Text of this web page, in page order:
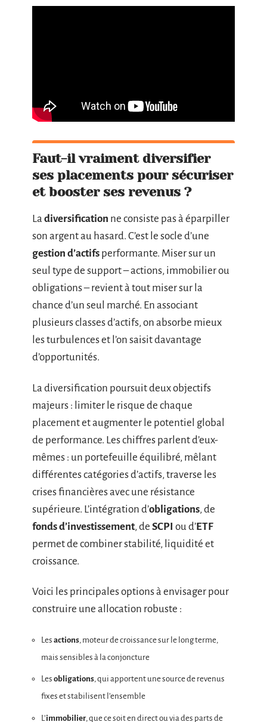
Faut-il vraiment diversifier
ses placements pour sécuriser
et booster ses revenus ?
La diversification ne consiste pas à éparpiller
son argent au hasard. C’est le socle d’une
gestion d’actifs performante. Miser sur un
seul type de support – actions, immobilier ou
obligations – revient à tout miser sur la
chance d’un seul marché. En associant
plusieurs classes d’actifs, on absorbe mieux
les turbulences et l’on saisit davantage
d’opportunités.
La diversification poursuit deux objectifs
majeurs : limiter le risque de chaque
placement et augmenter le potentiel global
de performance. Les chiffres parlent d’eux-
mêmes : un portefeuille équilibré, mêlant
différentes catégories d’actifs, traverse les
crises financières avec une résistance
supérieure. L’intégration d’obligations, de
fonds d’investissement, de SCPI ou d’ETF
permet de combiner stabilité, liquidité et
croissance.
Voici les principales options à envisager pour
construire une allocation robuste :
Les actions, moteur de croissance sur le long terme,
mais sensibles à la conjoncture
Les obligations, qui apportent une source de revenus
fixes et stabilisent l’ensemble
L’immobilier, que ce soit en direct ou via des parts de